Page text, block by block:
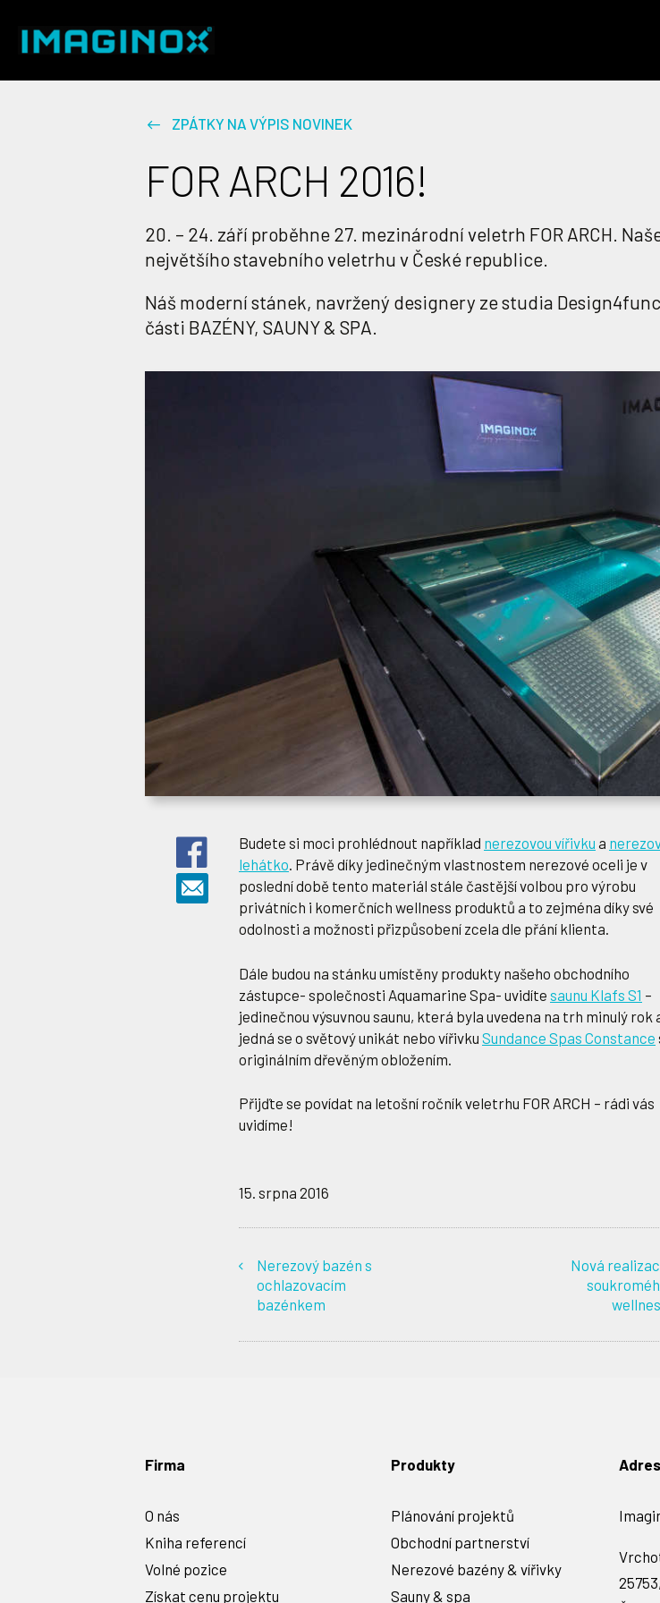
ZPÁTKY NA VÝPIS NOVINEK
FOR ARCH 2016!
20. – 24. září proběhne 27. mezinárodní veletrh FOR ARCH.
největšího stavebního veletrhu v České republice.
Náš moderní stánek, navržený designery ze studia
části BAZÉNY, SAUNY & SPA.
Budete si moci prohlédnout například nerezovou vířivku a
lehátko. Právě díky jedinečným vlastnostem nerezové oceli je v
poslední době tento materiál stále častější volbou pro výrobu
privátních i komerčních wellness produktů a to zejména díky své
odolnosti a možnosti přizpůsobení zcela dle přání klienta.
Dále budou na stánku umístěny produkty našeho obchodního
zástupce- společnosti Aquamarine Spa- uvidíte saunu Klafs S1 –
jedinečnou výsuvnou saunu, která byla uvedena na trh minulý rok
jedná se o světový unikát nebo vířivku Sundance Spas Constance
originálním dřevěným obložením.
Přijďte se povídat na letošní ročník veletrhu FOR ARCH – rádi vás
uvidíme!
15. srpna 2016
Nerezový bazén s
ochlazovacím
bazénkem
Nová
Firma
O nás
Kniha referencí
Volné pozice
Získat cenu projektu
Produkty
Plánování projektů
Obchodní partnerství
Nerezové bazény & vířivky
Sauny & spa